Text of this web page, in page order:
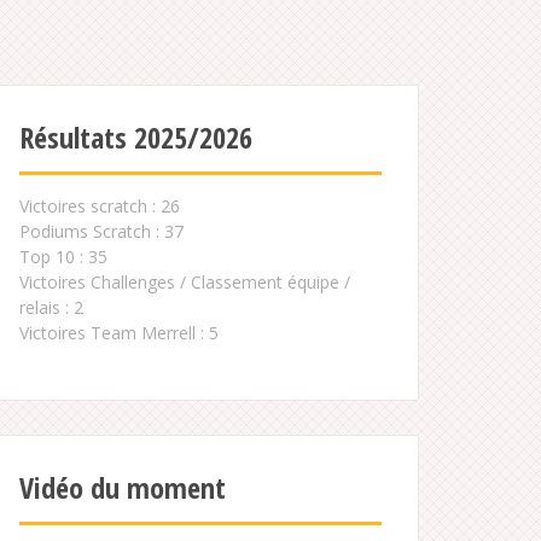
Résultats 2025/2026
Victoires scratch : 26
Podiums Scratch : 37
Top 10 : 35
Victoires Challenges / Classement équipe /
relais : 2
Victoires Team Merrell : 5
Vidéo du moment